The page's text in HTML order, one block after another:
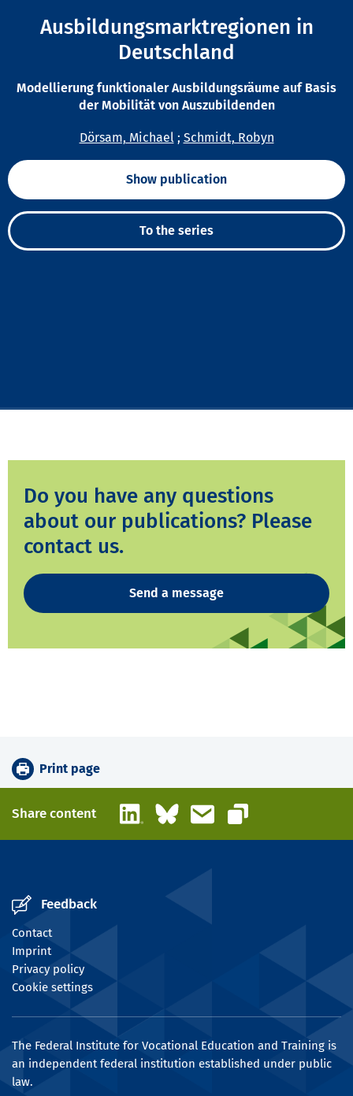
Ausbildungsmarktregionen in
Deutschland
Modellierung funktionaler Ausbildungsräume auf Basis
der Mobilität von Auszubildenden
Dörsam, Michael; Schmidt, Robyn
Show publication
To the series
Do you have any questions
about our publications? Please
contact us.
Send a message
Print page
Share content LinkedInBlueskyEmail
Copy link
Feedback
Contact
Imprint
Privacy policy
Cookie settings
The Federal Institute for Vocational Education and Training is
an independent federal institution established under public
law.